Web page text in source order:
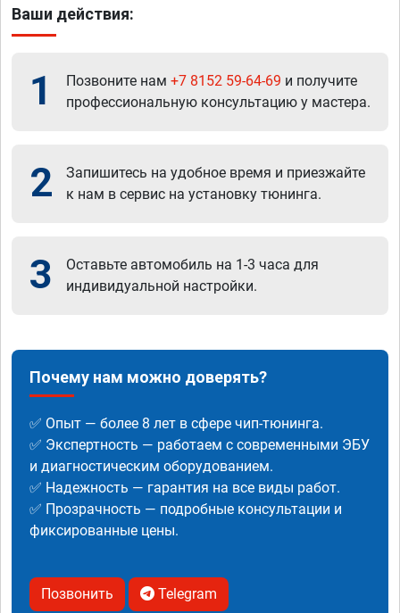
Ваши действия:
1 Позвоните нам +7 8152 59-64-69 и получите
профессиональную консультацию у мастера.
2
Запишитесь на удобное время и приезжайте
к нам в сервис на установку тюнинга.
3
Оставьте автомобиль на 1-3 часа для
индивидуальной настройки.
Почему нам можно доверять?
✅ Опыт — более 8 лет в сфере чип-тюнинга.
✅ Экспертность — работаем с современными ЭБУ
и диагностическим оборудованием.
✅ Надежность — гарантия на все виды работ.
✅ Прозрачность — подробные консультации и
фиксированные цены.
Позвонить Telegram